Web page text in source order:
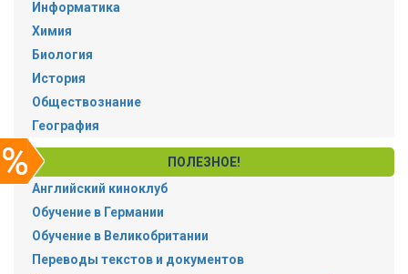
Информатика
Химия
Биология
История
Обществознание
География
ПОЛЕЗНОЕ!
Английский киноклуб
Обучение в Германии
Обучение в Великобритании
Переводы текстов и документов